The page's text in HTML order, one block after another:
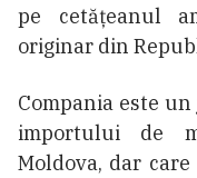
pe cetățeanul
originar din
Compania este
importului de
Moldova, dar